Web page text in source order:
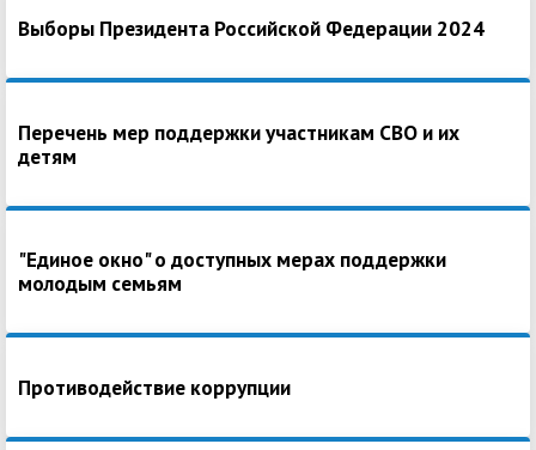
Выборы Президента Российской Федерации 2024
Перечень мер поддержки участникам СВО и их
детям
"Единое окно" о доступных мерах поддержки
молодым семьям
Противодействие коррупции